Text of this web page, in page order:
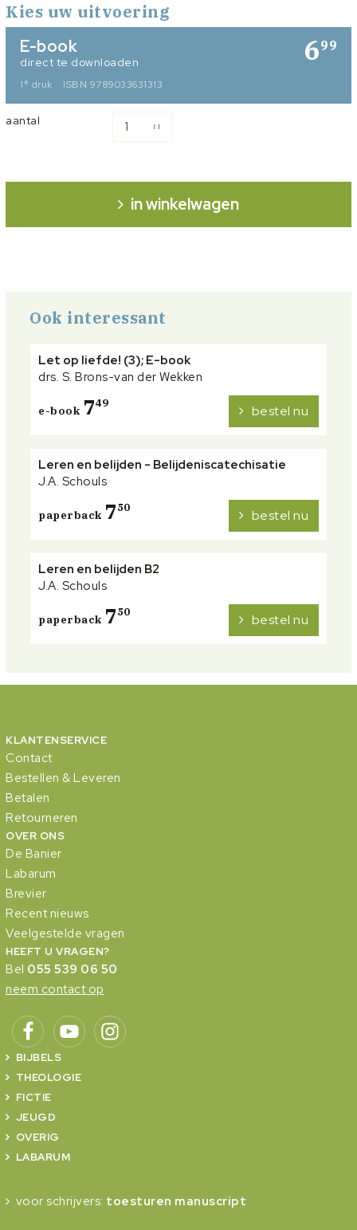
Kies uw uitvoering
699
E-book
direct te downloaden
1 e druk ISBN 9789033631313
aantal
in winkelwagen
Ook interessant
Let op liefde! (3); E-book
drs. S. Brons-van der Wekken
e-book 749 bestel nu
Leren en belijden - Belijdeniscatechisatie
J.A. Schouls
paperback 750 bestel nu
Leren en belijden B2
J.A. Schouls
paperback 750 bestel nu
KLANTENSERVICE
Contact
Bestellen & Leveren
Betalen
Retourneren
OVER ONS
De Banier
Labarum
Brevier
Recent nieuws
Veelgestelde vragen
HEEFT U VRAGEN?
Bel 055 539 06 50
neem contact op
BIJBELS
THEOLOGIE
FICTIE
JEUGD
OVERIG
LABARUM
voor schrijvers: toesturen manuscript